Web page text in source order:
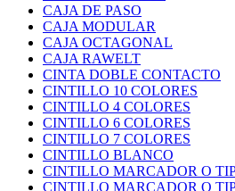
CAJA DE PASO
CAJA MODULAR
CAJA OCTAGONAL
CAJA RAWELT
CINTA DOBLE CONTACTO
CINTILLO 10 COLORES
CINTILLO 4 COLORES
CINTILLO 6 COLORES
CINTILLO 7 COLORES
CINTILLO BLANCO
CINTILLO MARCADOR O
CINTILLO MARCADOR O